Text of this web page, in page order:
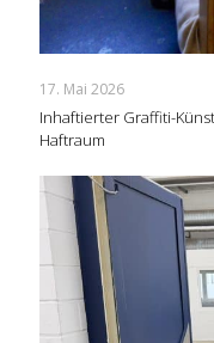
17. Mai 2026
Inhaftierter Graffiti-
Haftraum